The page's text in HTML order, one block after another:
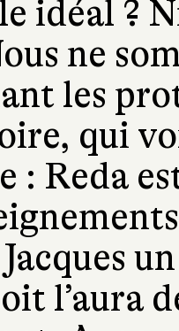
idéal ?
ne
les
qui
: Reda
l’aura